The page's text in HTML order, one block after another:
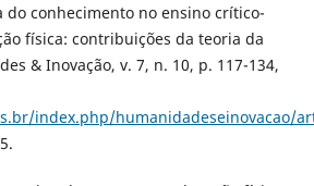
do conhecimento no ensino crítico-
física: contribuições da teoria da
& Inovação, v. 7, n. 10, p. 117-134,
index.php/humanidadeseinovacao/